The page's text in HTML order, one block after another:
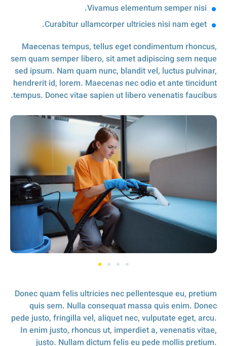
Vivamus elementum semper nisi.
Curabitur ullamcorper ultricies nisi nam eget.
Maecenas tempus, tellus eget condimentum rhoncus,
sem quam semper libero, sit amet adipiscing sem neque
sed ipsum. Nam quam nunc, blandit vel, luctus pulvinar,
hendrerit id, lorem. Maecenas nec odio et ante tincidunt
tempus. Donec vitae sapien ut libero venenatis faucibus.
Donec quam felis ultricies nec pellentesque eu, pretium
quis sem. Nulla consequat massa quis enim. Donec
pede justo, fringilla vel, aliquet nec, vulputate eget, arcu.
In enim justo, rhoncus ut, imperdiet a, venenatis vitae,
justo. Nullam dictum felis eu pede mollis pretium.